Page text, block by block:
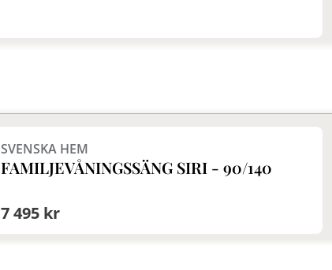
Finns i fler val (2)
SVENSKA HEM
FAMILJEVÅNINGSSÄNG SIRI - 90/140
7 495 kr